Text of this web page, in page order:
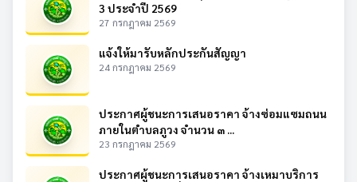
3 ประจำปี 2569
27 กรกฎาคม 2569
แจ้งให้มารับหลักประกันสัญญา
24 กรกฎาคม 2569
ประกาศผู้ชนะการเสนอราคา จ้างซ่อมแซมถนน
ภายในตำบลภูวง จำนวน ๓ ...
23 กรกฎาคม 2569
ประกาศผู้ชนะการเสนอราคา จ้างเหมาบริการ